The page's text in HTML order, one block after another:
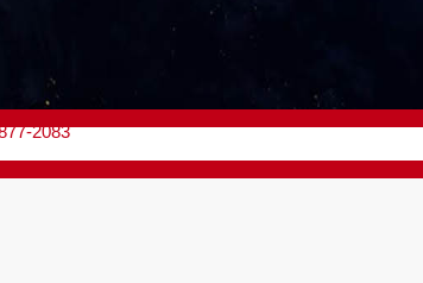
2083
室（需提前预约）